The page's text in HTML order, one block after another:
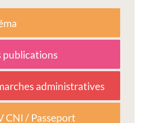
publications
administratives
CNI / Passeport